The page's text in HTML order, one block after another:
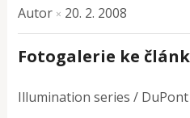
Autor × 20. 2. 2008
Fotogalerie ke
Illumination series /